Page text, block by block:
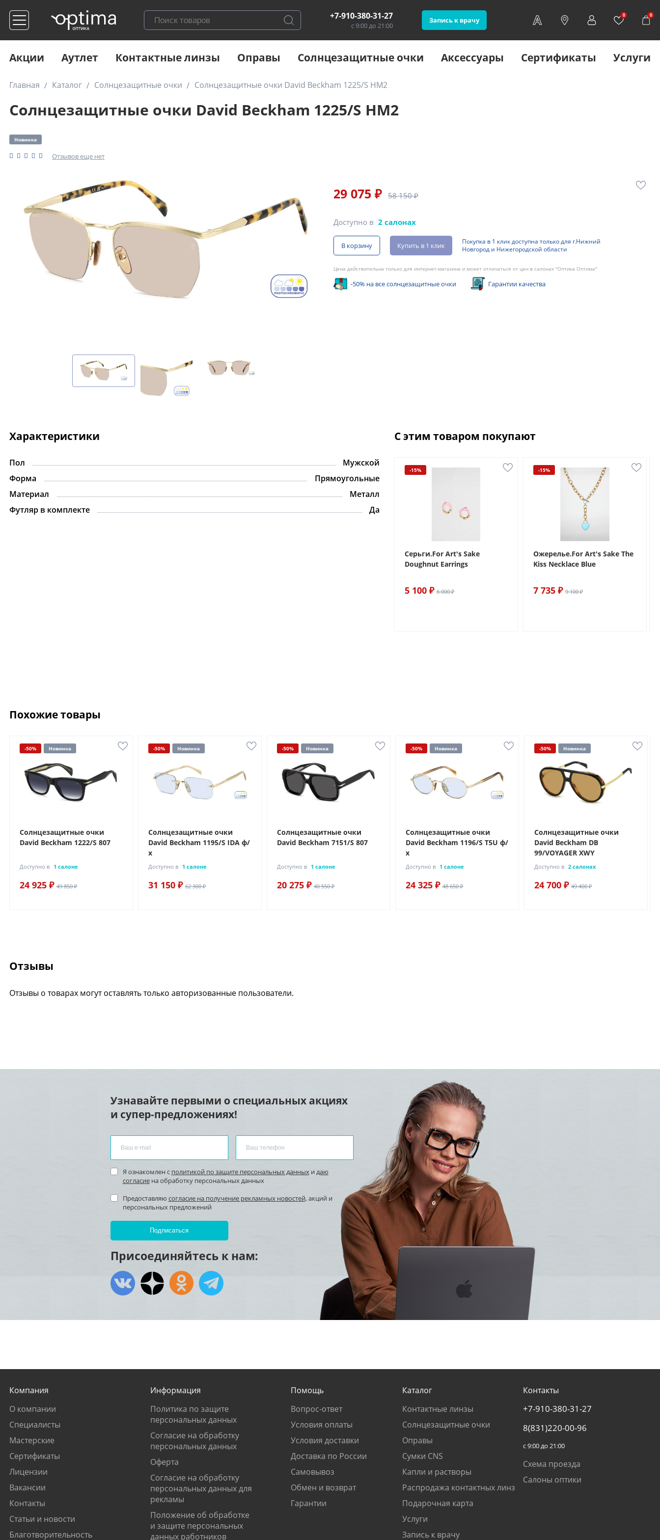
+7-910-380-31-27
с 9:00 до 21:00
Запись к врачу
0 0
Акции Аутлет Контактные линзы Оправы Солнцезащитные очки Аксессуары Сертификаты Услуги
Главная Каталог Солнцезащитные очки Солнцезащитные очки David Beckham 1225/S HM2
Солнцезащитные очки David Beckham 1225/S HM2
Новинка
Отзывов еще нет
29 075 ₽ 58 150 ₽
Доступно в 2 салонах
В корзину Купить в 1 клик
Покупка в 1 клик доступна только для г.Нижний
Новгород и Нижегородской области
Цена действительна только для интернет-магазина и может отличаться от цен в салонах "Оптика Оптима"
-50% на все солнцезащитные очки Гарантии качества
Характеристики
Пол
Мужской
Форма
Прямоугольные
Материал
Металл
Футляр в комплекте
Да
С этим товаром покупают
-15%
Серьги.For Art's Sake
Doughnut Earrings
5 100 ₽ 6 000 ₽
-15%
Ожерелье.For Art's Sake The
Kiss Necklace Blue
7 735 ₽ 9 100 ₽
Похожие товары
-50% Новинка
Солнцезащитные очки
David Beckham 1222/S 807
Доступно в 1 салоне
24 925 ₽ 49 850 ₽
-50% Новинка
Солнцезащитные очки
David Beckham 1195/S IDA ф/
х
Доступно в 1 салоне
31 150 ₽ 62 300 ₽
-50% Новинка
Солнцезащитные очки
David Beckham 7151/S 807
Доступно в 1 салоне
20 275 ₽ 40 550 ₽
-50% Новинка
Солнцезащитные очки
David Beckham 1196/S T5U ф/
х
Доступно в 1 салоне
24 325 ₽ 48 650 ₽
-50% Новинка
Солнцезащитные очки
David Beckham DB
99/VOYAGER XWY
Доступно в 2 салонах
24 700 ₽ 49 400 ₽
Отзывы
Отзывы о товарах могут оставлять только авторизованные пользователи.
Узнавайте первыми о специальных акциях
и супер-предложениях!
Я ознакомлен с политикой по защите персональных данныхи даю
согласиена обработку персональных данных
Предоставляю согласие на получение рекламных новостей, акций и
персональных предложений
Присоединяйтесь к нам:
Компания
О компании
Специалисты
Мастерские
Сертификаты
Лицензии
Вакансии
Контакты
Статьи и новости
Благотворительность
Информация
Политика по защите
персональных данных
Согласие на обработку
персональных данных
Оферта
Согласие на обработку
персональных данных для
рекламы
Положение об обработке
и защите персональных
данных работников
Помощь
Вопрос-ответ
Условия оплаты
Условия доставки
Доставка по России
Самовывоз
Обмен и возврат
Гарантии
Каталог
Контактные линзы
Солнцезащитные очки
Оправы
Сумки CNS
Капли и растворы
Распродажа контактных линз
Подарочная карта
Услуги
Запись к врачу
Контакты
+7-910-380-31-27
8(831)220-00-96
с 9:00 до 21:00
Схема проезда
Салоны оптики